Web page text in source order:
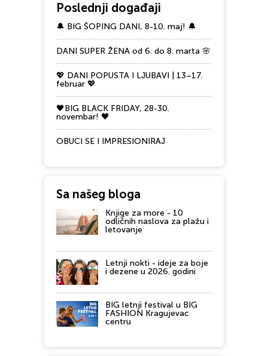
Poslednji događaji
🔔 BIG ŠOPING DANI, 8-10. maj! 🔔
DANI SUPER ŽENA od 6. do 8. marta 🌸
💖 DANI POPUSTA I LJUBAVI | 13–17.
februar 💖
🖤BIG BLACK FRIDAY, 28-30.
novembar! 🖤
OBUCI SE I IMPRESIONIRAJ
Sa našeg bloga
Knjige za more - 10
odličnih naslova za plažu i
letovanje
Letnji nokti - ideje za boje
i dezene u 2026. godini
BIG letnji festival u BIG
FASHION Kragujevac
centru